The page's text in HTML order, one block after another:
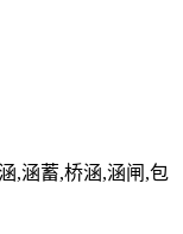
,涵蓄,桥涵,涵闸,包